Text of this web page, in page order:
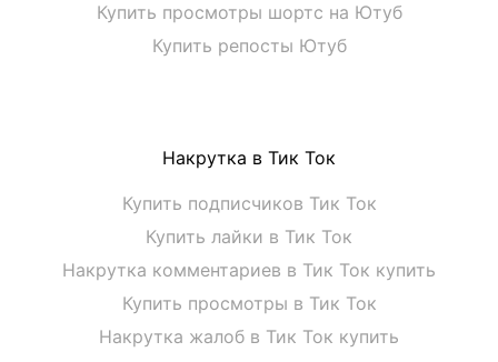
Купить просмотры шортс на Ютуб
Купить репосты Ютуб
Накрутка в Тик Ток
Купить подписчиков Тик Ток
Купить лайки в Тик Ток
Накрутка комментариев в Тик Ток купить
Купить просмотры в Тик Ток
Накрутка жалоб в Тик Ток купить